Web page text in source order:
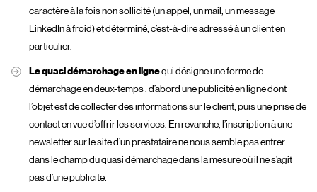
caractère à la fois non sollicité (un appel, un mail, un message
LinkedIn à froid) et déterminé, c’est-à-dire adressé à un client en
particulier.
Le quasi démarchage en lignequi désigne une forme de
démarchage en deux-temps : d’abord une publicité en ligne dont
l’objet est de collecter des informations sur le client, puis une prise de
contact en vue d’offrir les services. En revanche, l’inscription à une
newsletter sur le site d’un prestataire ne nous semble pas entrer
dans le champ du quasi démarchage dans la mesure où il ne s’agit
pas d’une publicité.